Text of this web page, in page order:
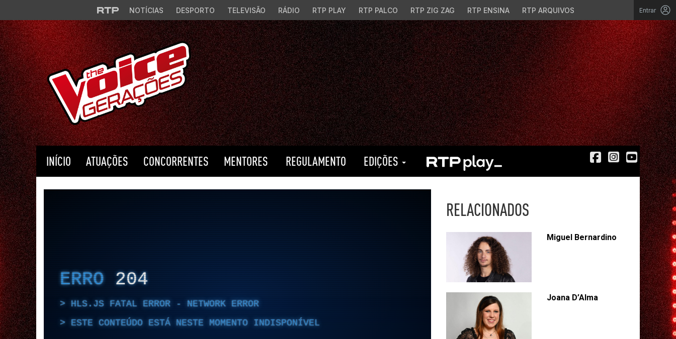
Saltar para o conteúdo principal
NOTÍCIAS DESPORTO TELEVISÃO RÁDIO RTP PLAY RTP PALCO RTP ZIG ZAG RTP ENSINA RTP ARQUIVOS Entrar
INÍCIO ATUAÇÕES CONCORRENTES MENTORES REGULAMENTO EDIÇÕES
RELACIONADOS
Miguel Bernardino
Joana D’Alma